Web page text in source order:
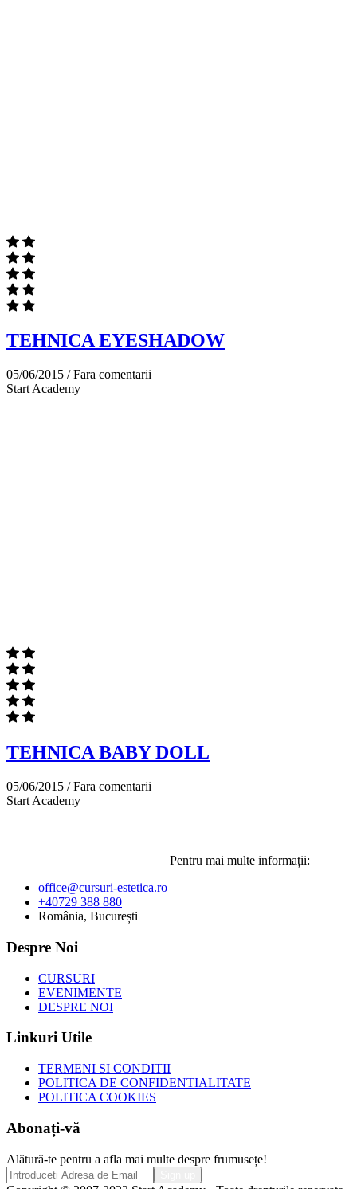
TEHNICA EYESHADOW
05/06/2015 /Fara comentarii
Start Academy
TEHNICA BABY DOLL
05/06/2015 /Fara comentarii
Start Academy
Pentru mai multe informații:
office@cursuri-estetica.ro
+40729 388 880
România, București
Despre Noi
CURSURI
EVENIMENTE
DESPRE NOI
Linkuri Utile
TERMENI SI CONDITII
POLITICA DE CONFIDENTIALITATE
POLITICA COOKIES
Abonați-vă
Alătură-te pentru a afla mai multe despre frumusețe!